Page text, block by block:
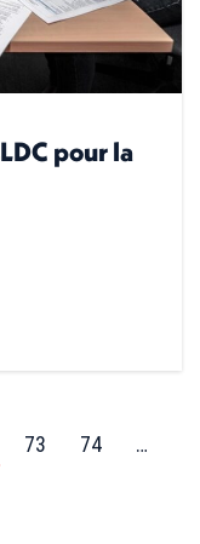
pour la
73 74
…